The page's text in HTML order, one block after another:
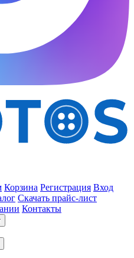
Корзина Регистрация Вход
Скачать прайс-лист
Контакты